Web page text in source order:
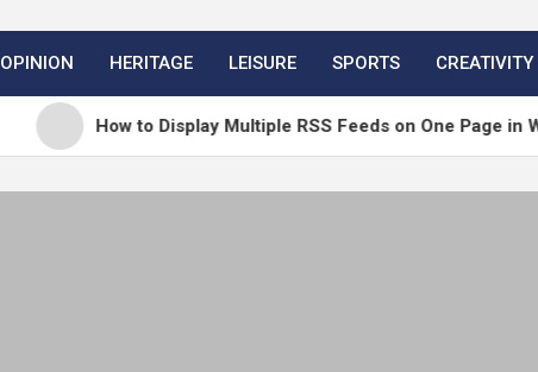
OPINION HERITAGE LEISURE SPORTS CREATIVITY
How to Display Multiple RSS Feeds on One Page in WordPress